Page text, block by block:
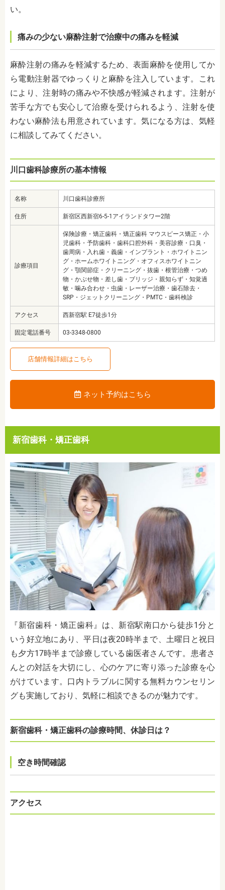
い。
痛みの少ない麻酔注射で治療中の痛みを軽減
麻酔注射の痛みを軽減するため、表面麻酔を使用してか
ら電動注射器でゆっくりと麻酔を注入しています。これ
により、注射時の痛みや不快感が軽減されます。注射が
苦手な方でも安心して治療を受けられるよう、注射を使
わない麻酔法も用意されています。気になる方は、気軽
に相談してみてください。
川口歯科診療所の基本情報
名称 川口歯科診療所
住所 新宿区西新宿6-5-1アイランドタワー2階
診療項目
保険診療・矯正歯科・矯正歯科 マウスピース矯正・小
児歯科・予防歯科・歯科口腔外科・美容診療・口臭・
歯周病・入れ歯・義歯・インプラント・ホワイトニン
グ・ホームホワイトニング・オフィスホワイトニン
グ・顎関節症・クリーニング・抜歯・根管治療・つめ
物・かぶせ物・差し歯・ブリッジ・親知らず・知覚過
敏・噛み合わせ・虫歯・レーザー治療・歯石除去・
SRP・ジェットクリーニング・PMTC・歯科検診
アクセス 西新宿駅 E7徒歩1分
固定電話番号 03-3348-0800
店舗情報詳細はこちら
ネット予約はこちら
新宿歯科・矯正歯科
『新宿歯科・矯正歯科』は、新宿駅南口から徒歩1分と
いう好立地にあり、平日は夜20時半まで、土曜日と祝日
も夕方17時半まで診療している歯医者さんです。患者さ
んとの対話を大切にし、心のケアに寄り添った診療を心
がけています。口内トラブルに関する無料カウンセリン
グも実施しており、気軽に相談できるのが魅力です。
新宿歯科・矯正歯科の診療時間、休診日は？
空き時間確認
アクセス